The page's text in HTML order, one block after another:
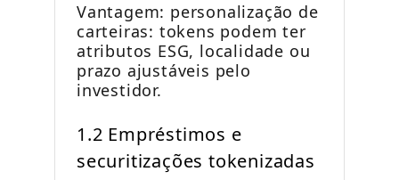
Vantagem: personalização de
carteiras: tokens podem ter
atributos ESG, localidade ou
prazo ajustáveis pelo
investidor.
1.2 Empréstimos e
securitizações tokenizadas